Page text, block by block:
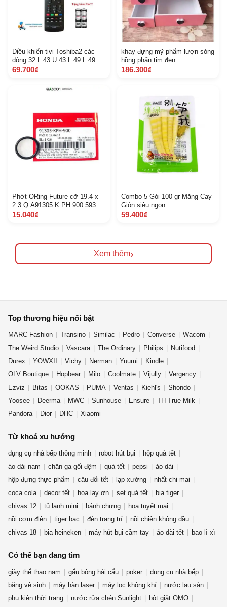
Điều khiển tivi Toshiba2 các
dòng 32 L 43 U 43 L 49 L 49 U
50 U 55 L 55 U Smart T V Hàng
69.700₫
khay đựng mỹ phẩm lượn sóng
hồng phấn tim đen
186.300₫
Phớt ORing Future cỡ 19.4 x
2.3 Q A91305 K PH 900 593
15.040₫
Combo 5 Gói 100 gr Măng Cay
Giòn siêu ngon
59.400₫
Xem thêm›
Top thương hiệu nổi bật
MARC Fashion Transino Similac Pedro Converse
Wacom
The Weird Studio
Vascara The Ordinary Philips
Nutifood
Durex
YOWXII Vichy Nerman Yuumi
Kindle
OLV Boutique
Hopbear Milo Coolmate Vijully
Vergency
Ezviz
Bitas OOKAS PUMA Ventas Kiehl's
Shondo
Yoosee
Deerma MWC Sunhouse Ensure
TH True Milk
Pandora
Dior DHC Xiaomi
Từ khoá xu hướng
dụng cụ nhà bếp thông minh robot hút bụi
hộp quà tết
áo dài nam
chăn ga gối đệm quà tết pepsi
áo dài
hộp đựng thực phẩm
câu đối tết lạp xưởng
nhất chi mai
coca cola
decor tết hoa lay ơn set quà tết
bia tiger
chivas 12
tủ lạnh mini bánh chưng
hoa tuyết mai
nồi cơm điện
tiger bạc đèn trang trí
nồi chiên không dầu
chivas 18
bia heineken máy hút bụi cầm tay áo dài tết bao lì xì
Có thể bạn đang tìm
giày thể thao nam gấu bông hải cẩu poker
dụng cụ nhà bếp
băng vệ sinh
máy hàn laser máy lọc không khí
nước lau sàn
phụ kiện thời trang
nước rửa chén Sunlight bột giặt OMO